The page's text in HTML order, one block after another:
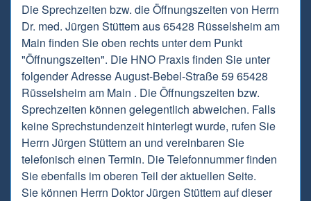
Die Sprechzeiten bzw. die Öffnungszeiten von Herrn
Dr. med. Jürgen Stüttem aus 65428 Rüsselsheim am
Main finden Sie oben rechts unter dem Punkt
"Öffnungszeiten". Die HNO Praxis finden Sie unter
folgender Adresse August-Bebel-Straße 59 65428
Rüsselsheim am Main . Die Öffnungszeiten bzw.
Sprechzeiten können gelegentlich abweichen. Falls
keine Sprechstundenzeit hinterlegt wurde, rufen Sie
Herrn Jürgen Stüttem an und vereinbaren Sie
telefonisch einen Termin. Die Telefonnummer finden
Sie ebenfalls im oberen Teil der aktuellen Seite.
Sie können Herrn Doktor Jürgen Stüttem auf dieser